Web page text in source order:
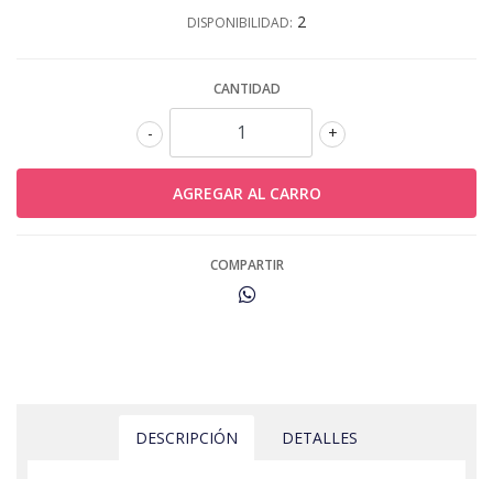
DISPONIBILIDAD: 2
CANTIDAD
+
-
COMPARTIR
DESCRIPCIÓN DETALLES